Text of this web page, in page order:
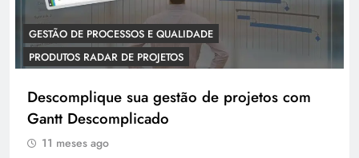
GESTÃO DE PROCESSOS E QUALIDADE
PRODUTOS RADAR DE PROJETOS
Descomplique sua gestão de projetos com
Gantt Descomplicado
11 meses ago